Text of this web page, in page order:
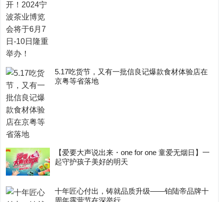
5.17吃货节，又有一批信良记爆款食材体验店在
京粤等省落地
【爱要大声说出来・one for one 童爱无烟日】一
起守护孩子美好的明天
十年匠心付出，铸就品质升级——铂陆帝品牌十
周年露营节在深举行